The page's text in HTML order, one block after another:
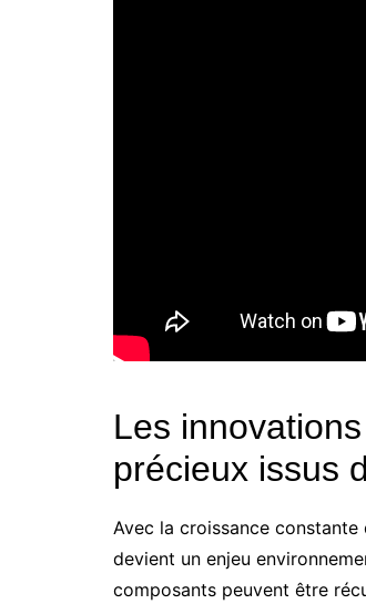
Les
précieux issus
Avec la croissance
devient un enjeu
composants peuvent être